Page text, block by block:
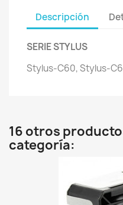
Descripción
SERIE STYLUS
Stylus-C60, Stylus-
16 otros
categoría: